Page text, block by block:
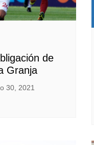
de
Granja
30, 2021